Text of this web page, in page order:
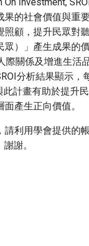
的社會價值與重
顧，提升民眾對
）」產生成果的
關係及增進生活
分析結果顯示，
計畫有助於提升
產生正向價值。
利用學會提供的
謝。